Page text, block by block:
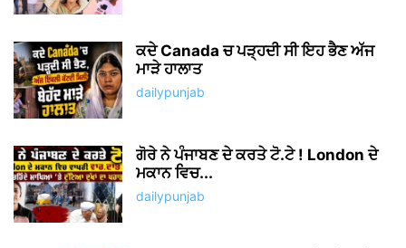
ਕਦੇ Canada ਚ ਪੜ੍ਹਦੀ ਸੀ ਇਹ ਭੈਣ ਅੱਜ
ਮਾੜੇ ਹਾਲਾਤ
dailypunjab
ਗੋਰੇ ਨੇ ਪੰਜਾਬਣ ਦੇ ਕਰਤੇ ਟੋ.ਟੇ ! London ਦੇ
ਮਕਾਨ ਵਿਚ...
dailypunjab